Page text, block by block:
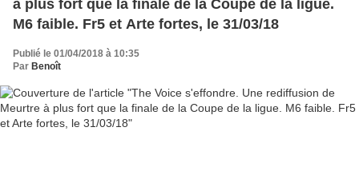
à plus fort que la finale de la Coupe de la ligue.
M6 faible. Fr5 et Arte fortes, le 31/03/18
Publié le 01/04/2018 à 10:35
Par Benoît